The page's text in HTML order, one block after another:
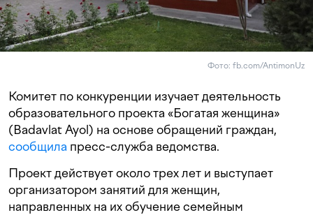
Фото: fb.com/AntimonUz
Комитет по конкуренции изучает деятельность
образовательного проекта «Богатая женщина»
(Badavlat Ayol) на основе обращений граждан,
сообщила пресс-служба ведомства.
Проект действует около трех лет и выступает
организатором занятий для женщин,
направленных на их обучение семейным